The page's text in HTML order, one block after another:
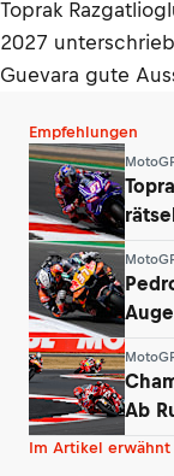
Toprak
2027
Guevara gute
Empfehlungen
Ab
Im Artikel erwähnt